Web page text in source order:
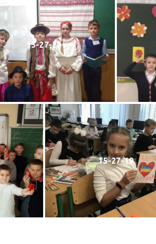
15-27-23
15-27-19